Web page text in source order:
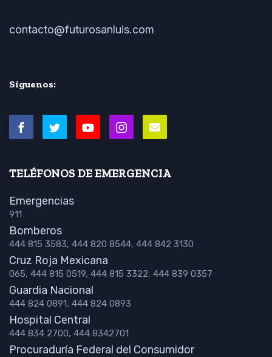
contacto@futurosanluis.com
Síguenos:
TELÉFONOS DE EMERGENCIA
Emergencias
911
Bomberos
444 815 3583, 444 820 8544, 444 842 3130
Cruz Roja Mexicana
065, 444 815 0519, 444 815 3322, 444 839 0357
Guardia Nacional
444 824 0891, 444 824 0893
Hospital Central
444 834 2700, 444 8342701
Procuraduría Federal del Consumidor